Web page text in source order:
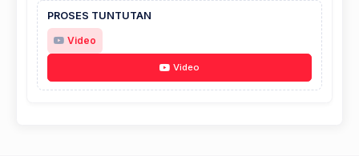
PROSES TUNTUTAN
Video
Video